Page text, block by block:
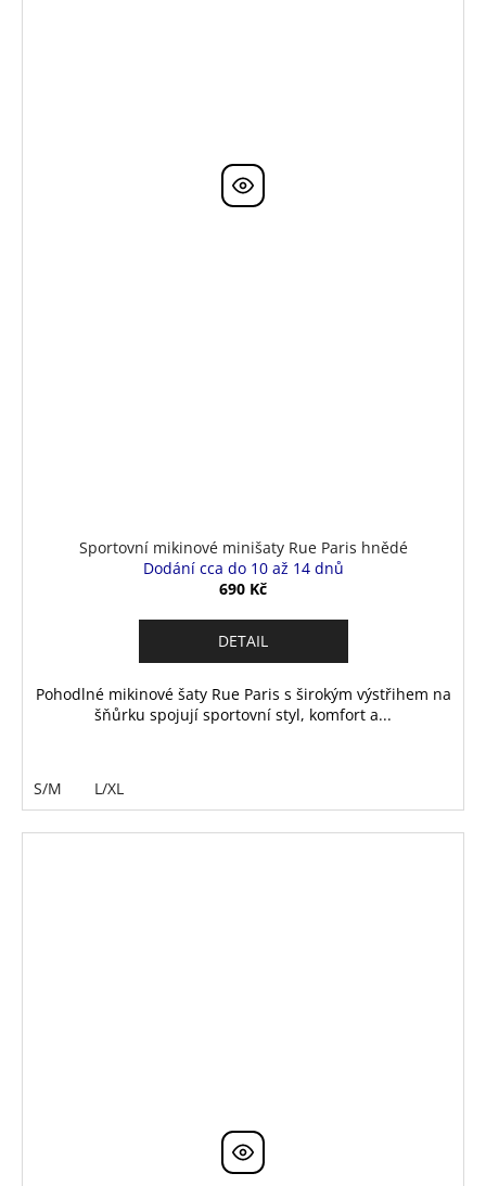
Sportovní mikinové minišaty Rue Paris hnědé
Dodání cca do 10 až 14 dnů
690 Kč
DETAIL
Pohodlné mikinové šaty Rue Paris s širokým výstřihem na
šňůrku spojují sportovní styl, komfort a...
S/M L/XL